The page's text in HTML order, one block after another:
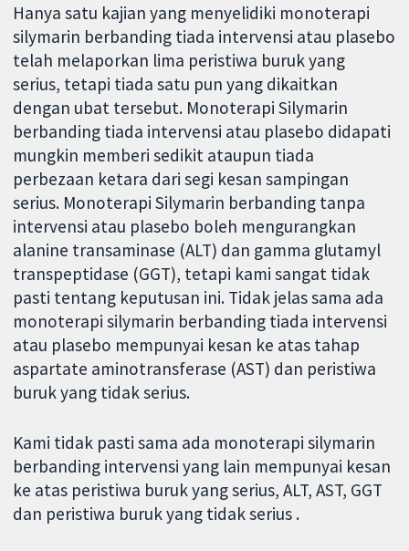
Hanya satu kajian yang menyelidiki monoterapi
silymarin berbanding tiada intervensi atau plasebo
telah melaporkan lima peristiwa buruk yang
serius, tetapi tiada satu pun yang dikaitkan
dengan ubat tersebut. Monoterapi Silymarin
berbanding tiada intervensi atau plasebo didapati
mungkin memberi sedikit ataupun tiada
perbezaan ketara dari segi kesan sampingan
serius. Monoterapi Silymarin berbanding tanpa
intervensi atau plasebo boleh mengurangkan
alanine transaminase (ALT) dan gamma glutamyl
transpeptidase (GGT), tetapi kami sangat tidak
pasti tentang keputusan ini. Tidak jelas sama ada
monoterapi silymarin berbanding tiada intervensi
atau plasebo mempunyai kesan ke atas tahap
aspartate aminotransferase (AST) dan peristiwa
buruk yang tidak serius.
Kami tidak pasti sama ada monoterapi silymarin
berbanding intervensi yang lain mempunyai kesan
ke atas peristiwa buruk yang serius, ALT, AST, GGT
dan peristiwa buruk yang tidak serius .